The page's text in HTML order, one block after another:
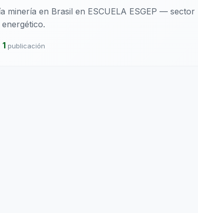
minería en Brasil en ESCUELA ESGEP — sector
energético.
1 publicación